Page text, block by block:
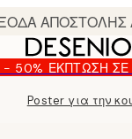
- 50% ΈΚΠΤΩΣΗ ΣΕ
Poster για την